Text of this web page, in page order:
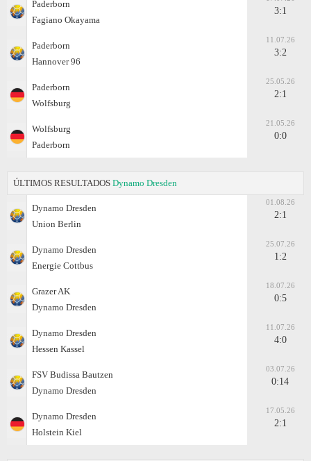
Paderborn
Fagiano Okayama
3:1
Paderborn
Hannover 96
11.07.26
3:2
Paderborn
Wolfsburg
25.05.26
2:1
Wolfsburg
Paderborn
21.05.26
0:0
ÚLTIMOS RESULTADOS Dynamo Dresden
Dynamo Dresden
Union Berlin
01.08.26
2:1
Dynamo Dresden
Energie Cottbus
25.07.26
1:2
Grazer AK
Dynamo Dresden
18.07.26
0:5
Dynamo Dresden
Hessen Kassel
11.07.26
4:0
FSV Budissa Bautzen
Dynamo Dresden
03.07.26
0:14
Dynamo Dresden
Holstein Kiel
17.05.26
2:1